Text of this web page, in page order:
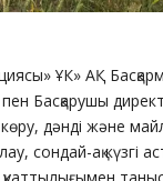
ҰК» АҚ
Басқарушы
көру, дәнді және
сондай-ақ күзгі